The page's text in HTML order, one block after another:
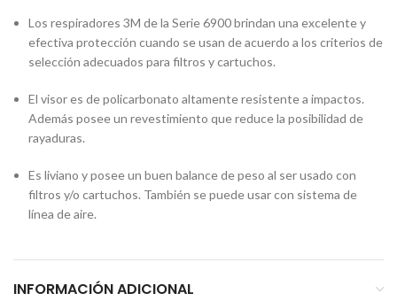
Los respiradores 3M de la Serie 6900 brindan una excelente y
efectiva protección cuando se usan de acuerdo a los criterios de
selección adecuados para filtros y cartuchos.
El visor es de policarbonato altamente resistente a impactos.
Además posee un revestimiento que reduce la posibilidad de
rayaduras.
Es liviano y posee un buen balance de peso al ser usado con
filtros y/o cartuchos. También se puede usar con sistema de
línea de aire.
INFORMACIÓN ADICIONAL